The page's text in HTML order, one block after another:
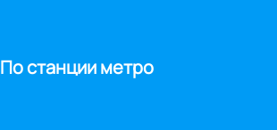
По станции метро